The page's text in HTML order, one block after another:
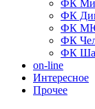
ФК
ФК
ФК
ФК
ФК
on-line
Интересное
Прочее